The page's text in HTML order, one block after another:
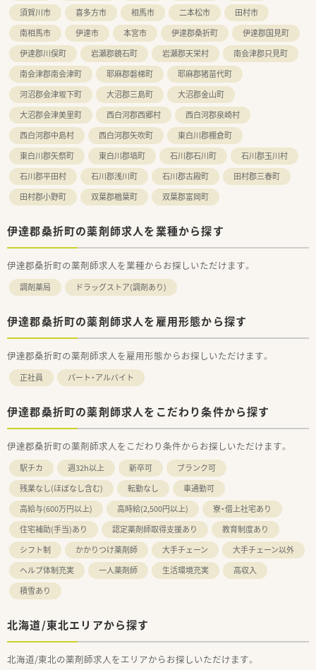
バランスを見て、無理のない人数体制で勤務できるよう調整して
おります。
お互い様の風土が根付けており、有給休暇の取得率が95％以上
と高水準です。
また、育児休暇取得率は90％以上でお仕事をプライベートの両
立が図れる環境です。
＼＼＼企業について／／／
福島県郡山市に本社をおき、福島県を中心とし多数店舗展開して
いる薬局です。
地域に根ざした店舗展開をベースに、地域医療に開かれた薬局作
りを目指しています。
同じエリアに複数店舗があることが多く、通勤範囲内でさまざま
な経験を積んでいただけます。
須賀川市 喜多方市 相馬市 二本松市
田村市
南相馬市
伊達市 本宮市 伊達郡桑折町
伊達郡国見町
伊達郡川俣町
岩瀬郡鏡石町 岩瀬郡天栄村
南会津郡只見町
南会津郡南会津町
耶麻郡磐梯町
耶麻郡猪苗代町
河沼郡会津坂下町
大沼郡三島町
大沼郡金山町
大沼郡会津美里町
西白河郡西郷村
西白河郡泉崎村
西白河郡中島村
西白河郡矢吹町
東白川郡棚倉町
東白川郡矢祭町
東白川郡塙町 石川郡石川町
石川郡玉川村
石川郡平田村
石川郡浅川町 石川郡古殿町
田村郡三春町
田村郡小野町
双葉郡楢葉町 双葉郡富岡町
伊達郡桑折町の薬剤師求人を業種から探す
伊達郡桑折町の薬剤師求人を業種からお探しいただけます。
調剤薬局 ドラッグストア(調剤あり)
伊達郡桑折町の薬剤師求人を雇用形態から探す
伊達郡桑折町の薬剤師求人を雇用形態からお探しいただけます。
正社員 パート・アルバイト
伊達郡桑折町の薬剤師求人をこだわり条件から探す
伊達郡桑折町の薬剤師求人をこだわり条件からお探しいただけます。
駅チカ 週32h以上 新卒可
ブランク可
残業なし(ほぼなし含む)
転勤なし
車通勤可
高給与(600万円以上)
高時給(2,500円以上)
寮・借上社宅あり
住宅補助(手当)あり
認定薬剤師取得支援あり
教育制度あり
シフト制
かかりつけ薬剤師 大手チェーン
大手チェーン以外
ヘルプ体制充実
一人薬剤師 生活環境充実
高収入
積雪あり
北海道/東北エリアから探す
北海道/東北の薬剤師求人をエリアからお探しいただけます。